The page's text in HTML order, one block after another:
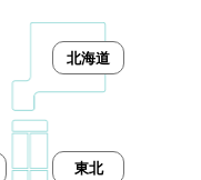
北海道
東北